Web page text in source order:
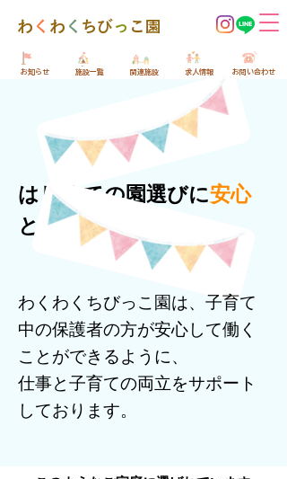
​わ く わ く ちびっ こ園
​お知らせ ​施設一覧 ​関連施設 ​求人情報 ​お問い合わせ
​はじめての園選びに安心
と わくわく
わくわくちびっこ園は、子育て
中の保護者の方が安心して働く
ことができるように、
仕事と子育ての両立をサポート
しております。